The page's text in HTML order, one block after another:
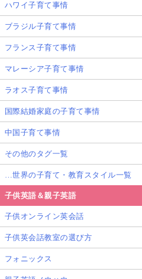
ハワイ子育て事情
ブラジル子育て事情
フランス子育て事情
マレーシア子育て事情
ラオス子育て事情
国際結婚家庭の子育て事情
中国子育て事情
その他のタグ一覧
…世界の子育て・教育スタイル一覧
子供英語＆親子英語
子供オンライン英会話
子供英会話教室の選び方
フォニックス